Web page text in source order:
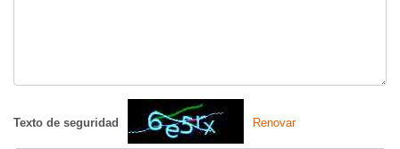
Texto de seguridad Renovar